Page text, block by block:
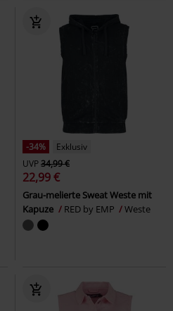
-34%
Exklusiv
UVP34,99 €
22,99 €
Grau-melierte Sweat Weste mit
Kapuze
RED by EMP Weste